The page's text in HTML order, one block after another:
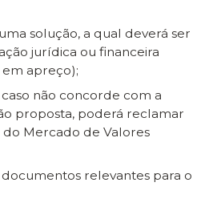
solução, a qual deverá ser
jurídica ou financeira
em apreço);
não concorde com a
proposta, poderá reclamar
do Mercado de Valores
relevantes para o